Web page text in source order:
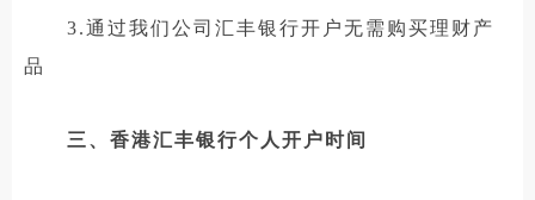
3.通过我们公司汇丰银行开户无需购买理财产
品
三、香港汇丰银行个人开户时间